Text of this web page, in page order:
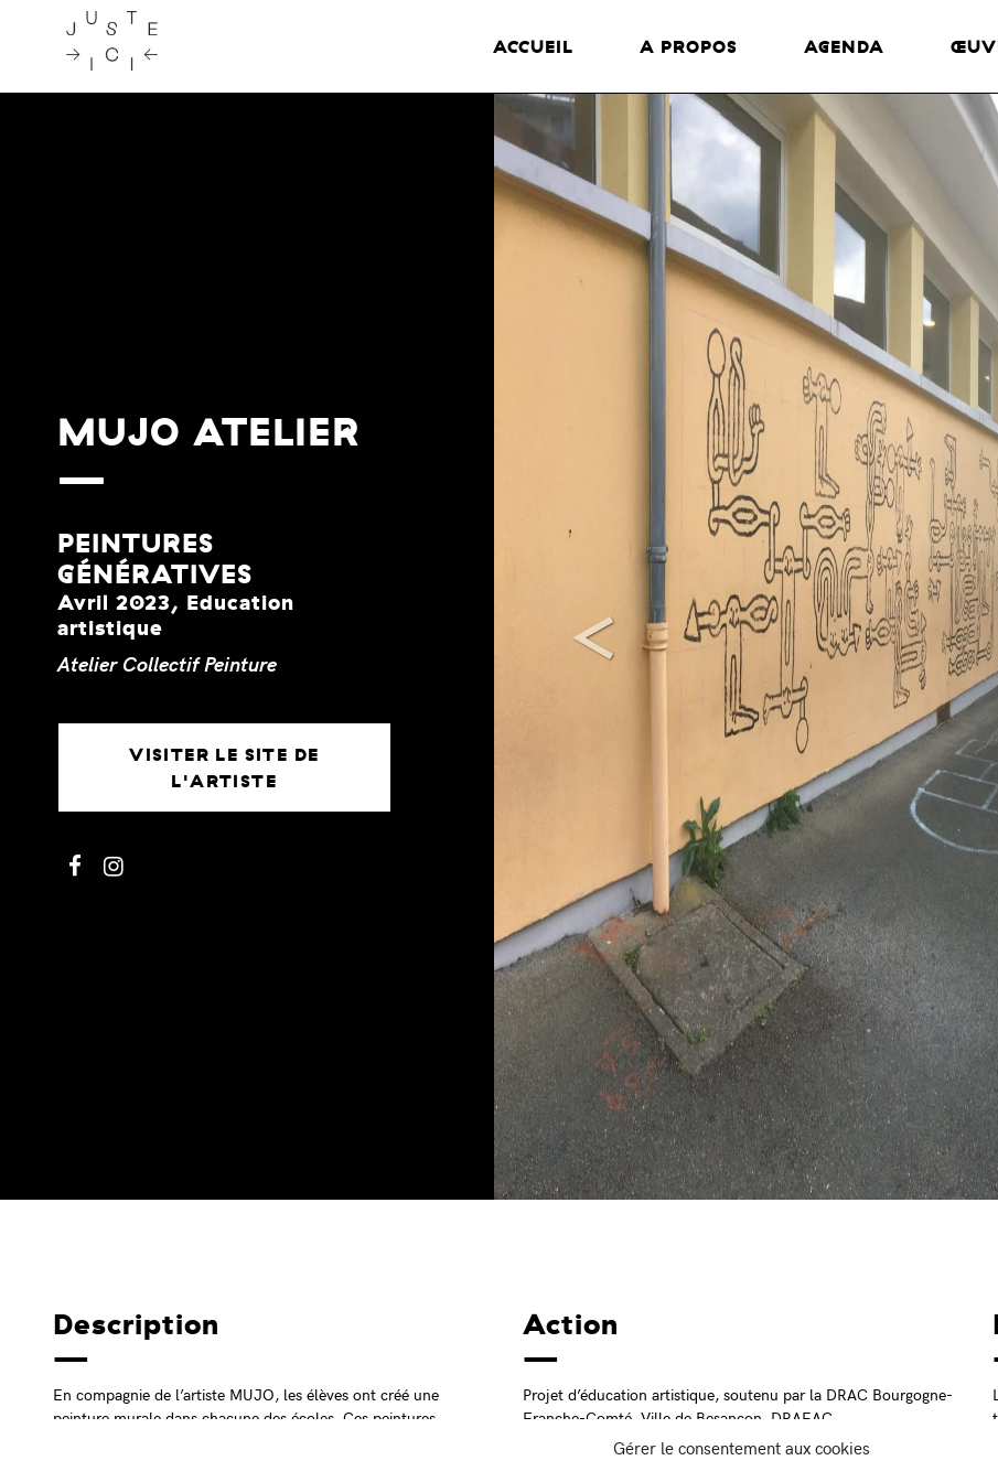
Gérer le consentement aux cookies
ACCUEIL A PROPOS AGENDA
MUJO ATELIER
PEINTURES
GÉNÉRATIVES
Avril 2023, Education
artistique
Atelier Collectif Peinture
VISITER LE SITE DE
L'ARTISTE
<
Previous
Description
En compagnie de l’artiste MUJO, les élèves ont créé une
peinture murale dans chacune des écoles. Ces peintures
Action
Projet d’éducation artistique, soutenu par la DRAC Bourgogne-
Franche-Comté, Ville de Besançon, DRAEAC